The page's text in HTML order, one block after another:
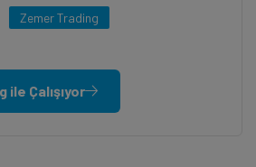
Zemer Trading
ile Çalışıyor